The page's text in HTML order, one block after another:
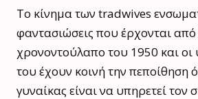
Το κίνημα των tradwives
φαντασιώσεις που έρχονται από
χρονοντούλαπο του 1950 και οι
του έχουν κοινή την πεποίθηση
γυναίκας είναι να υπηρετεί τον